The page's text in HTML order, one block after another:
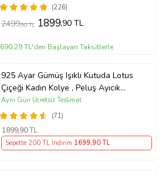
(226)
2499,90 TL 1899,90 TL
690,29 TL'den Başlayan Taksitlerle
925 Ayar Gümüş Işıklı Kutuda Lotus
Çiçeği Kadın Kolye , Peluş Ayıcık
Anahtarlık Marteniçka Bileklik,
Polaroid Fotoğraf Hediye
(71)
Aynı Gün Ücretsiz Teslimat
1899,90 TL
Sepette 200 TL İndirim 1699,90 TL